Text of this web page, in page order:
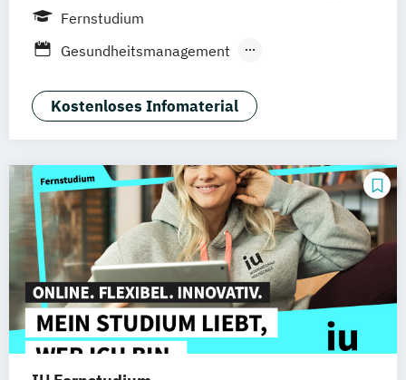
Frankfurt am Main
Nürnberg
Fernstudium
Gesundheitsmanagement
Sozialmanagement
Kostenloses Infomaterial